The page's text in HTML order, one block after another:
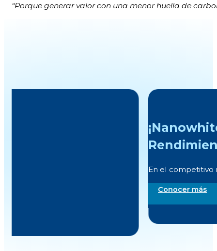
“Porque generar valor con una menor huella de
¡Nanowhite Ultra: Una Nueva
Rendimiento Óptico!
En el competitivo mundo de la fabricación de